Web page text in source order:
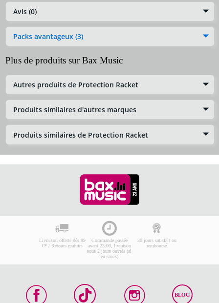
Avis (0)
Packs avantageux (3)
Plus de produits sur Bax Music
Autres produits de Protection Racket
Produits similaires d'autres marques
Produits similaires de Protection Racket
Livraison offerte dès 99
€* / Retours gratuits
Commande passée
avant 23:00, livraison
sous 2 jours ouvrés (si
en stock)
30 jours satisfait ou
remboursé
BLOG